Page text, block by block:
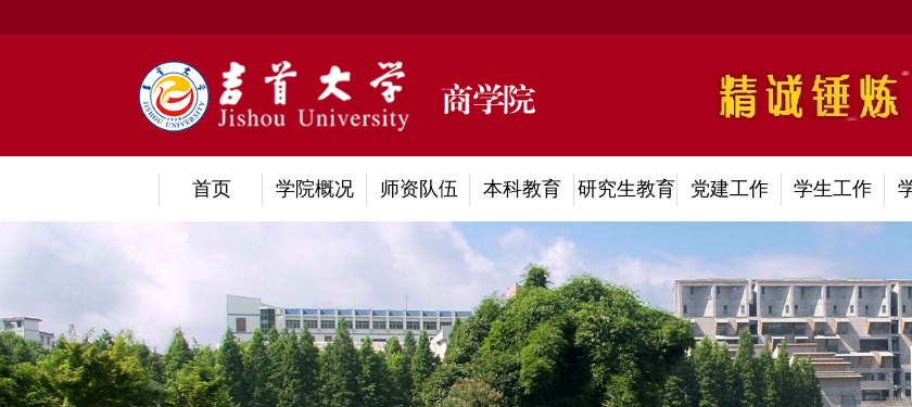
首页 学院概况 师资队伍 本科教育 研究生教育 党建工作 学生工作